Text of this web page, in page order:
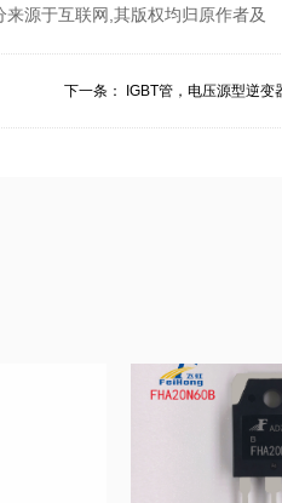
源于互联网,其版权均归原作者及
下一条： IGBT管，电压源型逆变